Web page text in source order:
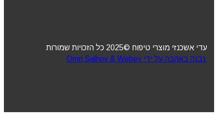
עדי אשכנזי מוצרי טיפוח ©2025 כל הזכויות שמורות
נבנה באהבה על ידי Omri Salhov & Webey